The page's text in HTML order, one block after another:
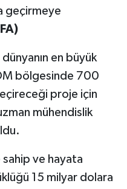
geçirmeye
en büyük
bölgesinde 700
proje için
mühendislik
ve hayata
15 milyar dolara